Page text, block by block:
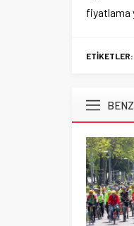
fiyatlama
ETİKETLER: